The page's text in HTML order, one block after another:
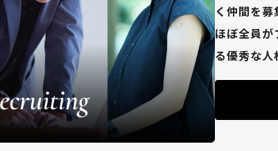
く仲間を募
ほぼ全員が
る優秀な人